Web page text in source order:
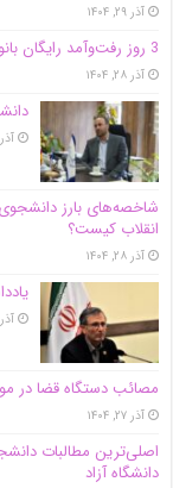
آذر ۲۹, ۱۴۰۴
3 روز رفت‌وآمد رایگان بانوان در خطوط اتوبوسرانی شهری کرج
آذر ۲۸, ۱۴۰۴
آذر ۲۸,
شاخصه‌های بارز دانشجوی
انقلاب کیست؟
آذر ۲۸, ۱۴۰۴
آذر ۲۷,
مصائب دستگاه قضا در
آذر ۲۷, ۱۴۰۴
اصلی‌ترین مطالبات
دانشگاه آز‌اد